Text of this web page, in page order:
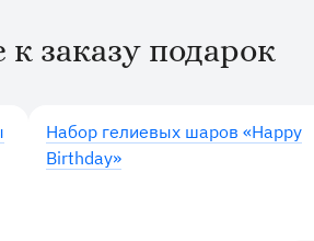
к заказу подарок
Набор гелиевых шаров «Happy
Birthday»